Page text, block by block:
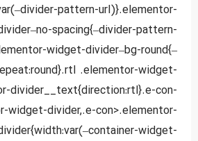
pattern-url)}.elementor-
spacing{–divider-pattern-
widget-divider–bg-round{–
.elementor-widget-
divider__text{direction:rtl}.e-con-
widget-divider,.e-con>.elementor-
widget-